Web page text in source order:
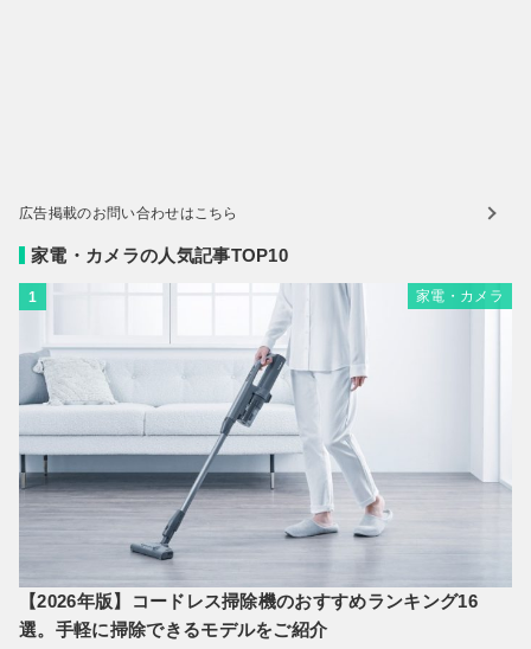
広告掲載のお問い合わせはこちら
家電・カメラの人気記事TOP10
1 家電・カメラ
【2026年版】コードレス掃除機のおすすめランキング16
選。手軽に掃除できるモデルをご紹介